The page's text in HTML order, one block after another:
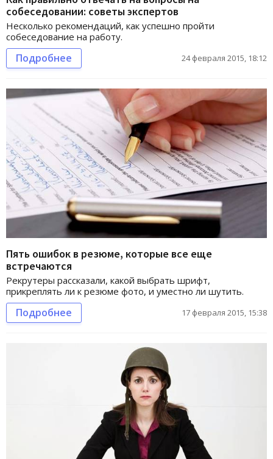
собеседовании: советы экспертов
Несколько рекомендаций, как успешно пройти
собеседование на работу.
Подробнее 24 февраля 2015, 18:12
Пять ошибок в резюме, которые все еще
встречаются
Рекрутеры рассказали, какой выбрать шрифт,
прикреплять ли к резюме фото, и уместно ли шутить.
Подробнее 17 февраля 2015, 15:38